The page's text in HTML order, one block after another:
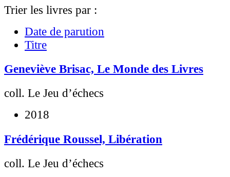
Trier les livres par :
Date de parution
Titre
Geneviève Brisac, Le Monde des Livres
coll. Le Jeu d’échecs
2018
Frédérique Roussel, Libération
coll. Le Jeu d’échecs